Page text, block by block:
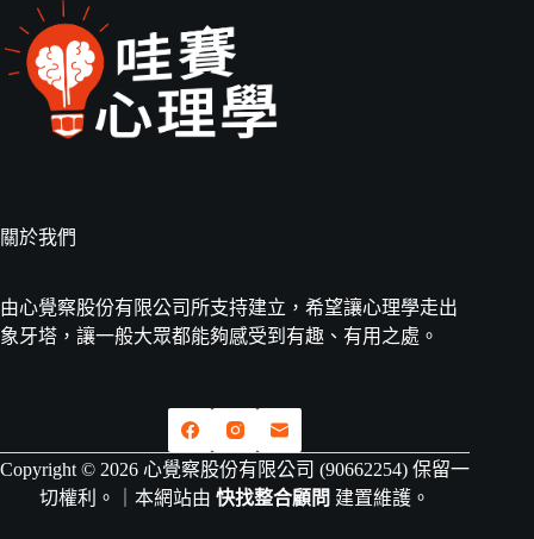
關於我們
由心覺察股份有限公司所支持建立，希望讓心理學走出
象牙塔，讓一般大眾都能夠感受到有趣、有用之處。
Copyright © 2026 心覺察股份有限公司 (90662254) 保留一
切權利。｜本網站由快找整合顧問 建置維護。